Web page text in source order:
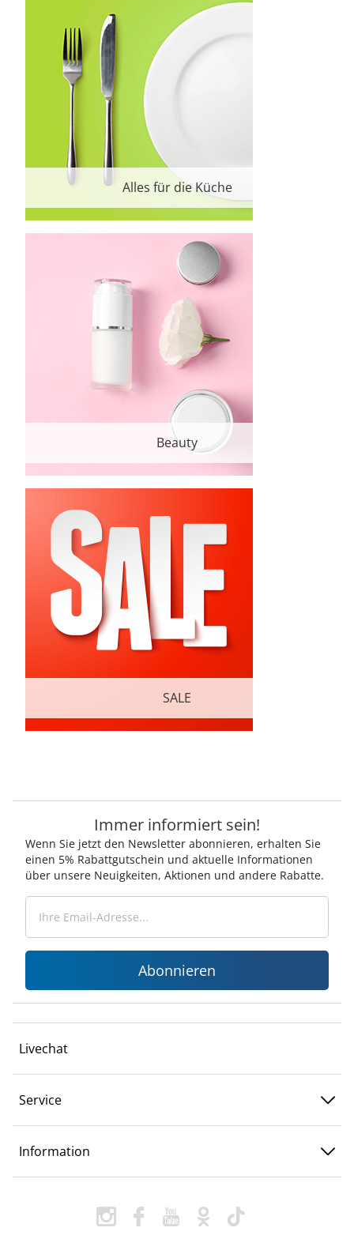
Alles für die Küche
Beauty
SALE
Immer informiert sein!
Wenn Sie jetzt den Newsletter abonnieren, erhalten Sie
einen 5% Rabattgutschein und aktuelle Informationen
über unsere Neuigkeiten, Aktionen und andere Rabatte.
Abonnieren
Livechat
Service
Information